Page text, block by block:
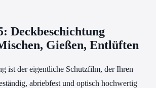
Deckbeschichtung
Gießen, Entlüften
ist der eigentliche Schutzfilm, der Ihren
abriebfest und optisch hochwertig